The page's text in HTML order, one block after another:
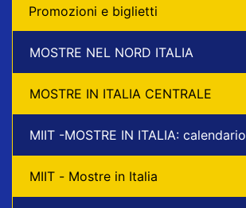
Promozioni e biglietti
MOSTRE NEL NORD ITALIA
MOSTRE IN ITALIA CENTRALE
MIIT -MOSTRE IN ITALIA: calendario
MIIT - Mostre in Italia